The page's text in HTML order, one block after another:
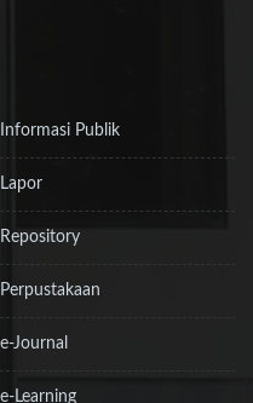
Informasi Publik
Lapor
Repository
Perpustakaan
e-Journal
e-Learning